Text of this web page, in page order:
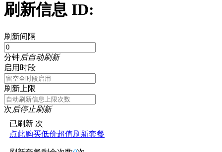
刷新信息 ID:
刷新间隔
分钟后自动刷新
启用时段
刷新上限
次后停止刷新
已刷新 次
点此购买低价超值刷新套餐